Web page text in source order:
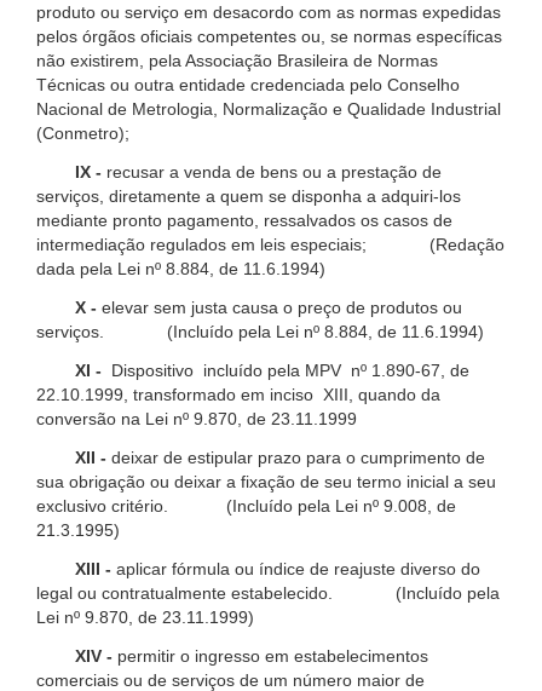
produto ou serviço em desacordo com as normas expedidas
pelos órgãos oficiais competentes ou, se normas específicas
não existirem, pela Associação Brasileira de Normas
Técnicas ou outra entidade credenciada pelo Conselho
Nacional de Metrologia, Normalização e Qualidade Industrial
(Conmetro);
IX - recusar a venda de bens ou a prestação de
serviços, diretamente a quem se disponha a adquiri-los
mediante pronto pagamento, ressalvados os casos de
intermediação regulados em leis especiais; (Redação
dada pela Lei nº 8.884, de 11.6.1994)
X - elevar sem justa causa o preço de produtos ou
serviços. (Incluído pela Lei nº 8.884, de 11.6.1994)
XI -
Dispositivo incluído pela MPV nº 1.890-67, de
22.10.1999, transformado em inciso XIII, quando da
conversão na Lei nº 9.870, de 23.11.1999
XII - deixar de estipular prazo para o cumprimento de
sua obrigação ou deixar a fixação de seu termo inicial a seu
exclusivo critério. (Incluído pela Lei nº 9.008, de
21.3.1995)
XIII - aplicar fórmula ou índice de reajuste diverso do
legal ou contratualmente estabelecido. (Incluído pela
Lei nº 9.870, de 23.11.1999)
XIV - permitir o ingresso em estabelecimentos
comerciais ou de serviços de um número maior de